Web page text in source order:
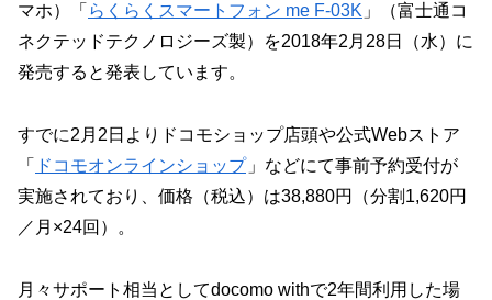
マホ）「 らくらくスマートフォン me F-03K 」（富士通コ
ネクテッドテクノロジーズ製）を2018年2月28日（水）に
発売すると発表しています。
すでに2月2日よりドコモショップ店頭や公式Webストア
「
ドコモオンラインショップ 」などにて事前予約受付が
実施されており、価格（税込）は38,880円（分割1,620円
／月×24回）。
月々サポート相当としてdocomo withで2年間利用した場